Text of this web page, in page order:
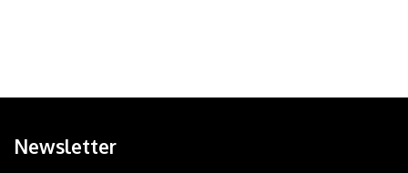
Newsletter